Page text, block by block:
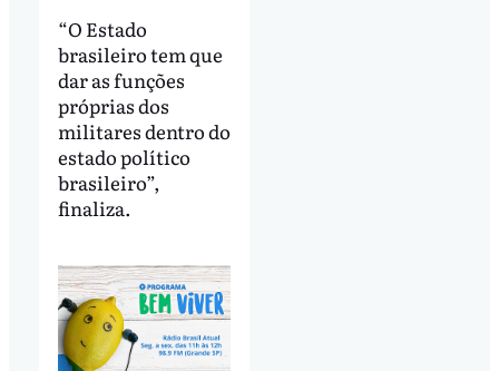
“O Estado
brasileiro tem que
dar as funções
próprias dos
militares dentro do
estado político
brasileiro”,
finaliza.